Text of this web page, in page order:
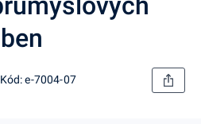
Kód: e-7004-07